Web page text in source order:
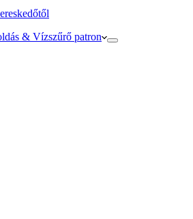
& Vízszűrő patron